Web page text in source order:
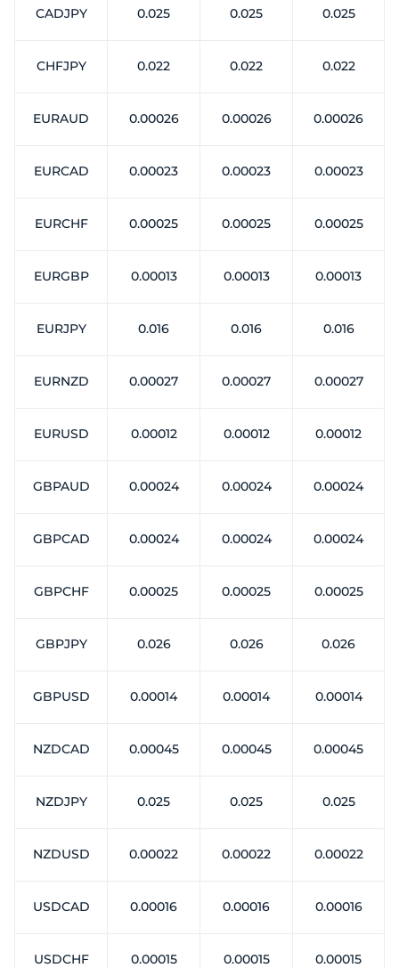
CADJPY 0.025 0.025 0.025
CHFJPY 0.022 0.022 0.022
EURAUD 0.00026 0.00026 0.00026
EURCAD 0.00023 0.00023 0.00023
EURCHF 0.00025 0.00025 0.00025
EURGBP 0.00013 0.00013 0.00013
EURJPY 0.016 0.016 0.016
EURNZD 0.00027 0.00027 0.00027
EURUSD 0.00012 0.00012 0.00012
GBPAUD 0.00024 0.00024 0.00024
GBPCAD 0.00024 0.00024 0.00024
GBPCHF 0.00025 0.00025 0.00025
GBPJPY 0.026 0.026 0.026
GBPUSD 0.00014 0.00014 0.00014
NZDCAD 0.00045 0.00045 0.00045
NZDJPY 0.025 0.025 0.025
NZDUSD 0.00022 0.00022 0.00022
USDCAD 0.00016 0.00016 0.00016
USDCHF 0.00015 0.00015 0.00015